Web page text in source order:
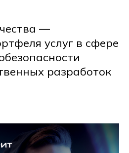
—
услуг в сфере
разработок